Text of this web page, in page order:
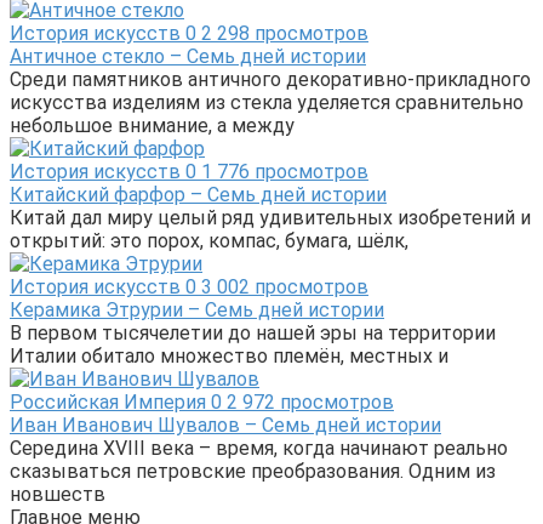
История искусств 0 2 298 просмотров
Античное стекло – Семь дней истории
Среди памятников античного декоративно-прикладного
искусства изделиям из стекла уделяется сравнительно
небольшое внимание, а между
История искусств 0 1 776 просмотров
Китайский фарфор – Семь дней истории
Китай дал миру целый ряд удивительных изобретений и
открытий: это порох, компас, бумага, шёлк,
История искусств 0 3 002 просмотров
Керамика Этрурии – Семь дней истории
В первом тысячелетии до нашей эры на территории
Италии обитало множество племён, местных и
Российская Империя 0 2 972 просмотров
Иван Иванович Шувалов – Семь дней истории
Середина XVIII века – время, когда начинают реально
сказываться петровские преобразования. Одним из
новшеств
Главное меню